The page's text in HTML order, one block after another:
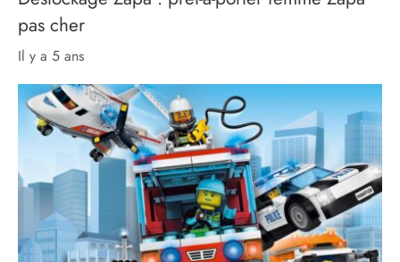
pas cher
il y a 5 ans